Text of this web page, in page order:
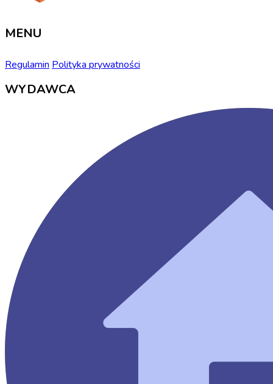
MENU
Regulamin Polityka prywatności
WYDAWCA